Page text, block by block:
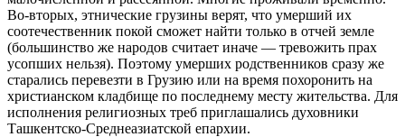
Во-вторых, этнические грузины верят, что умерший их
соотечественник покой сможет найти только в отчей земле
(большинство же народов считает иначе — тревожить прах
усопших нельзя). Поэтому умерших родственников сразу же
старались перевезти в Грузию или на время похоронить на
христианском кладбище по последнему месту жительства. Для
исполнения религиозных треб приглашались духовники
Ташкентско-Среднеазиатской епархии.